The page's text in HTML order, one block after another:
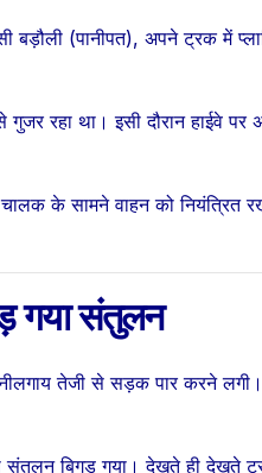
(पानीपत), अपने ट्रक में
गुजर रहा था। इसी दौरान हाईवे
के सामने वाहन को नियंत्रित
गया संतुलन
तेजी से सड़क पार करने
संतुलन बिगड़ गया। देखते ही देखते
Jalaun
News:प्रेम
वीडियो
A Love
Young